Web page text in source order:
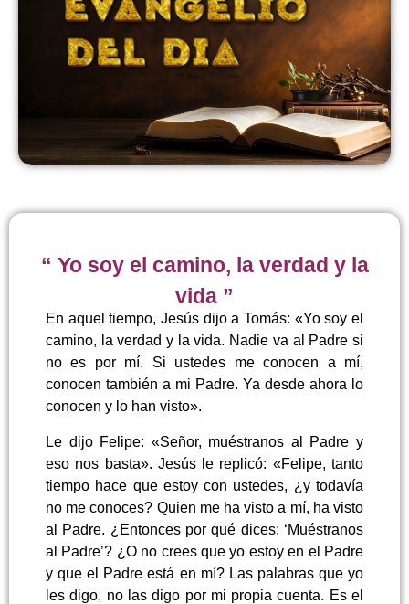
“ Yo soy el camino, la verdad y la
vida ”
En aquel tiempo, Jesús dijo a Tomás: «Yo soy el
camino, la verdad y la vida. Nadie va al Padre si
no es por mí. Si ustedes me conocen a mí,
conocen también a mi Padre. Ya desde ahora lo
conocen y lo han visto».
Le dijo Felipe: «Señor, muéstranos al Padre y
eso nos basta». Jesús le replicó: «Felipe, tanto
tiempo hace que estoy con ustedes, ¿y todavía
no me conoces? Quien me ha visto a mí, ha visto
al Padre. ¿Entonces por qué dices: ‘Muéstranos
al Padre’? ¿O no crees que yo estoy en el Padre
y que el Padre está en mí? Las palabras que yo
les digo, no las digo por mi propia cuenta. Es el